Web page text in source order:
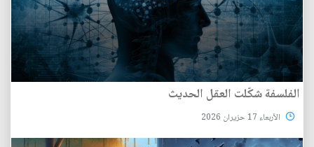
الفلسفة شكّلت العقل الحديث
الأربعاء 17 حزيران 2026